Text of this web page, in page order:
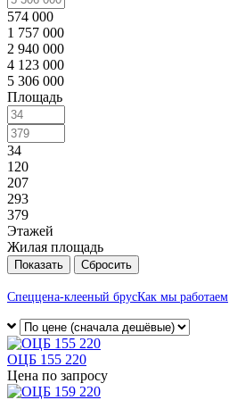
574 000
1 757 000
2 940 000
4 123 000
5 306 000
Площадь
34
120
207
293
379
Этажей
Жилая площадь
Сбросить
Спеццена-клееный брусКак мы работаем
ОЦБ 155 220
Цена по запросу